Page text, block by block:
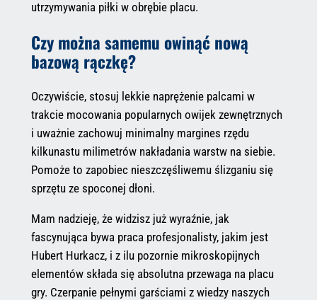
utrzymywania piłki w obrębie placu.
Czy można samemu owinąć nową
bazową rączkę?
Oczywiście, stosuj lekkie naprężenie palcami w
trakcie mocowania popularnych owijek zewnętrznych
i uważnie zachowuj minimalny margines rzędu
kilkunastu milimetrów nakładania warstw na siebie.
Pomoże to zapobiec nieszczęśliwemu ślizganiu się
sprzętu ze spoconej dłoni.
Mam nadzieję, że widzisz już wyraźnie, jak
fascynująca bywa praca profesjonalisty, jakim jest
Hubert Hurkacz, i z ilu pozornie mikroskopijnych
elementów składa się absolutna przewaga na placu
gry. Czerpanie pełnymi garściami z wiedzy naszych